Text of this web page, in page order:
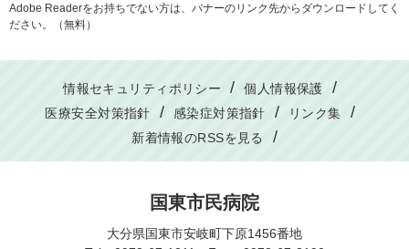
Adobe Readerをお持ちでない方は、バナーのリンク先からダウンロードしてく
ださい。（無料）
情報セキュリティポリシー
個人情報保護
医療安全対策指針
感染症対策指針
リンク集
新着情報のRSSを見る
国東市民病院
大分県国東市安岐町下原1456番地